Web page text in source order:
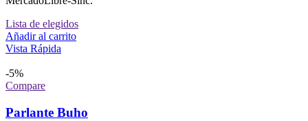
Lista de elegidos
Añadir al carrito
Vista Rápida
-5%
Compare
Parlante Buho